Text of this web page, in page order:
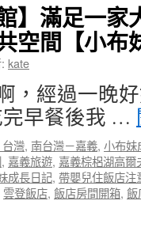
的
嘉
史
蹟
資
館
+射
日
塔
】滿足一
空間【小布
kate
，經過一晚
早餐後我 …
灣, 南台灣－嘉義, 小布妹
, 嘉義旅遊, 嘉義棕梠湖高爾
成長日記, 帶嬰兒住飯店注
雲登飯店, 飯店房間開箱, 飯